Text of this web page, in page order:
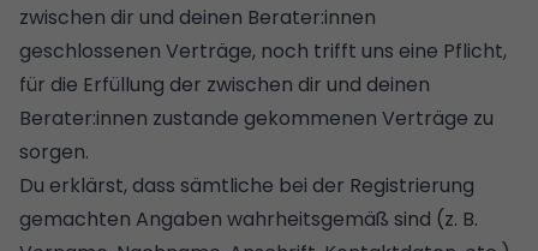
zwischen dir und deinen Berater:innen
geschlossenen Verträge, noch trifft uns eine Pflicht,
für die Erfüllung der zwischen dir und deinen
Berater:innen zustande gekommenen Verträge zu
sorgen.
Du erklärst, dass sämtliche bei der Registrierung
gemachten Angaben wahrheitsgemäß sind (z. B.